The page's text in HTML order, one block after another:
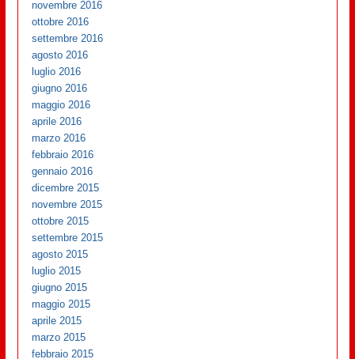
novembre 2016
ottobre 2016
settembre 2016
agosto 2016
luglio 2016
giugno 2016
maggio 2016
aprile 2016
marzo 2016
febbraio 2016
gennaio 2016
dicembre 2015
novembre 2015
ottobre 2015
settembre 2015
agosto 2015
luglio 2015
giugno 2015
maggio 2015
aprile 2015
marzo 2015
febbraio 2015